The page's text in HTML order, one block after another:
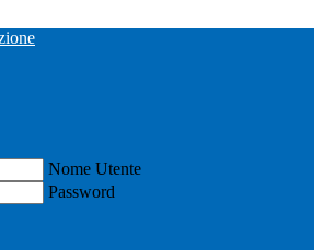
Nome Utente
Password